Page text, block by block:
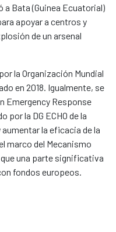
a Bata (Guinea Ecuatorial)
apoyar a centros y
de un arsenal
la Organización Mundial
en 2018. Igualmente, se
Emergency Response
por la DG ECHO de la
la eficacia de la
marco del Mecanismo
una parte significativa
fondos europeos.